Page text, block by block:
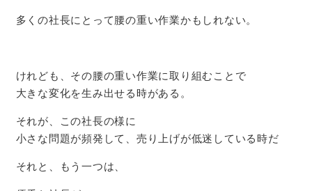
多くの社長にとって腰の重い作業かもしれない。
けれども、その腰の重い作業に取り組むことで
大きな変化を生み出せる時がある。
それが、この社長の様に
小さな問題が頻発して、売り上げが低迷している時だ
それと、もう一つは、